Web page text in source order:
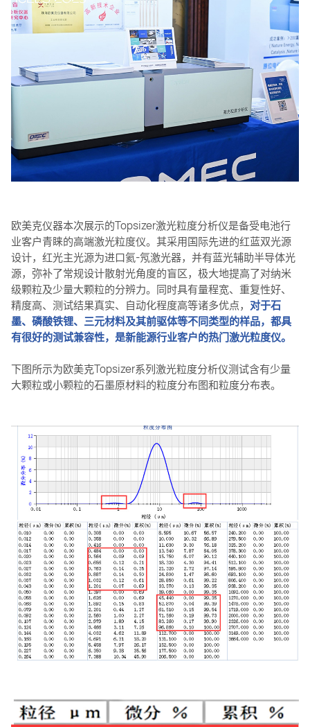
欧美克仪器本次展示的Topsizer激光粒度分析仪是备受电池行
业客户青睐的高端激光粒度仪。其采用国际先进的红蓝双光源
设计，红光主光源为进口氦-氖激光器，并有蓝光辅助半导体光
源，弥补了常规设计散射光角度的盲区，极大地提高了对纳米
级颗粒及少量大颗粒的分辨力。同时具有量程宽、重复性好、
精度高、测试结果真实、自动化程度高等诸多优点，对于石
墨、磷酸铁锂、三元材料及其前驱体等不同类型的样品，都具
有很好的测试兼容性，是新能源行业客户的热门激光粒度仪。
下图所示为欧美克Topsizer系列激光粒度分析仪测试含有少量
大颗粒或小颗粒的石墨原材料的粒度分布图和粒度分布表。